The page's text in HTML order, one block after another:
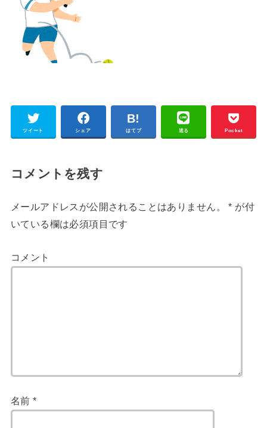
ツイート シェア はてブ 送る Pocket
コメントを残す
メールアドレスが公開されることはありません。 * が付
いている欄は必須項目です
コメント
名前*